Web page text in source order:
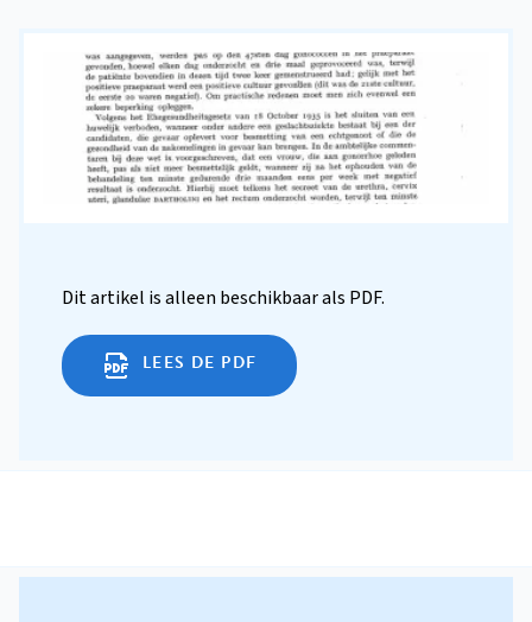
Dit artikel is alleen beschikbaar als PDF.
LEES DE PDF